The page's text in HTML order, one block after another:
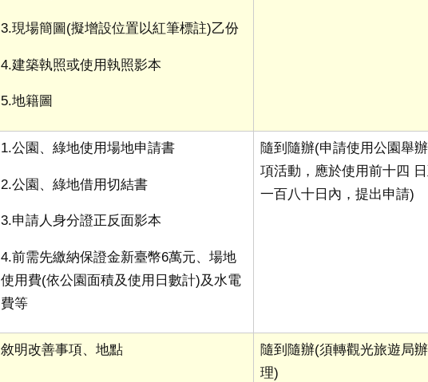
3.現場簡圖 (擬增設位置以紅筆標註)乙份
4.建築執照或使用執照影本
5.地籍圖
1.公園、綠地使用場地申請書
2.公園、綠地借用切結書
3.申請人身分證正反面影本
4.前需先繳納保證金新臺幣6萬元、場地
使用費(依公園面積及使用日數計)及水電
費等
隨到隨辦(申請使用公園舉
項活動，應於使用前十四
一百八十日內，提出申請)
敘明改善事項、地點 隨到隨辦(須轉觀光旅遊局辦
理)